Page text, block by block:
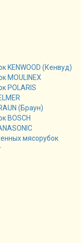
KENWOOD (Кенвуд)
MOULINEX
POLARIS
(Браун)
BOSCH
мясорубок